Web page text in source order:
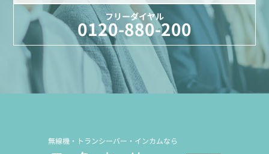
フリーダイヤル
0120-880-200
無線機・トランシーバー・インカムなら